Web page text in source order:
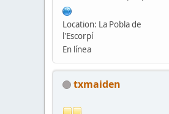
Location: La Pobla de
l'Escorpí
En línea
txmaiden